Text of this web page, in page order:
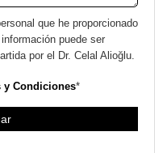
que he proporcionado
puede ser
por el Dr. Celal Alioğlu.
y Condiciones*